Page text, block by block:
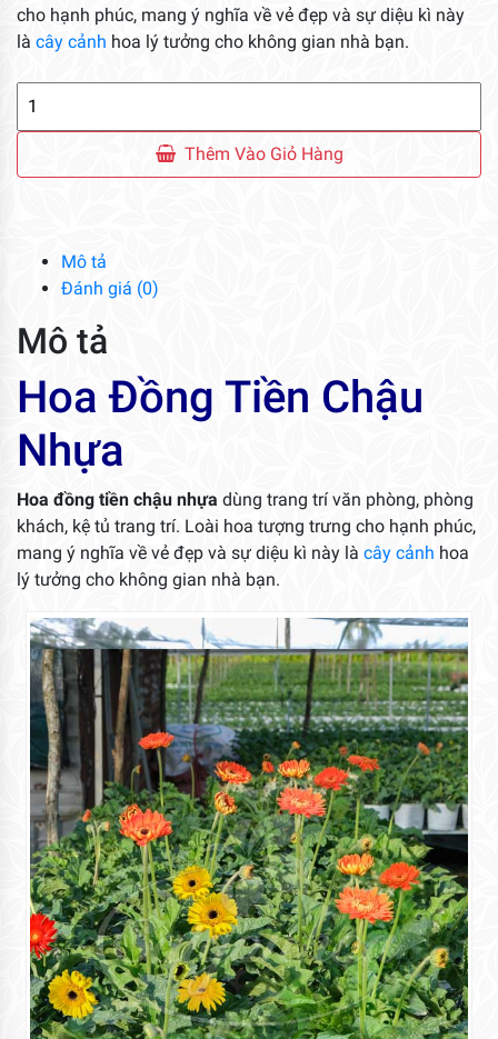
cho hạnh phúc, mang ý nghĩa về vẻ đẹp và sự diệu kì này
là cây cảnh hoa lý tưởng cho không gian nhà bạn.
Chậu
Thêm Vào Giỏ Hàng
Mô tả
Đánh giá (0)
Mô tả
Hoa Đồng Tiền Chậu
Nhựa
Hoa đồng tiền chậu nhựa dùng trang trí văn phòng, phòng
khách, kệ tủ trang trí. Loài hoa tượng trưng cho hạnh phúc,
mang ý nghĩa về vẻ đẹp và sự diệu kì này là cây cảnh hoa
lý tưởng cho không gian nhà bạn.